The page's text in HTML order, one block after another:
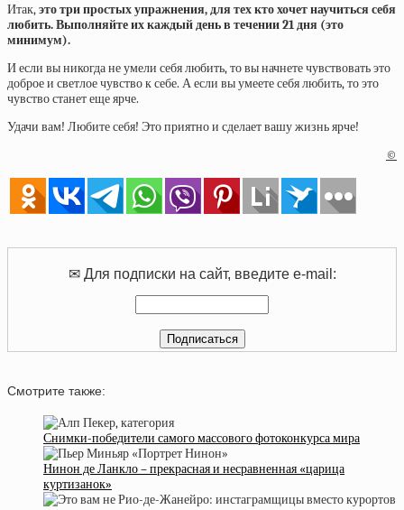
Итак,это три простых упражнения, для тех кто хочет научиться себя
любить. Выполняйте их каждый день в течении 21 дня (это
минимум).
И если вы никогда не умели себя любить, то вы начнете чувствовать это
доброе и светлое чувство к себе. А если вы умеете себя любить, то это
чувство станет еще ярче.
Удачи вам! Любите себя! Это приятно и сделает вашу жизнь ярче!
©
✉ Для подписки на сайт, введите e-mail:
Смотрите также:
Снимки-победители самого массового фотоконкурса мира
Нинон де Ланкло – прекрасная и несравненная «царица
куртизанок»